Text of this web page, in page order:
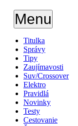
Menu
Titulka
Správy
Tipy
Zaujímavosti
Suv/Crossover
Elektro
Pravidlá
Novinky
Testy
Cestovanie